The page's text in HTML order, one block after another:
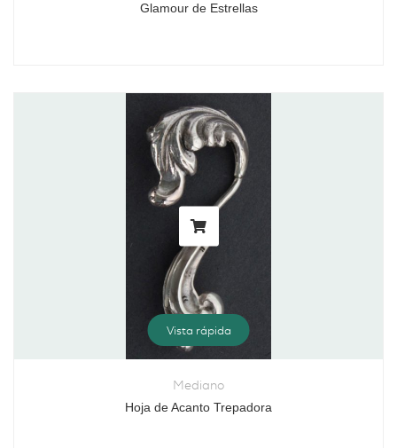
Glamour de Estrellas
Vista rápida
Mediano
Hoja de Acanto Trepadora